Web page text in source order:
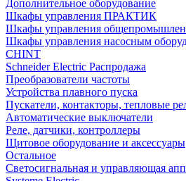
Дополнительное оборудование
Шкафы управления ПРАКТИК
Шкафы управления
Шкафы управления насосным
CHINT
Schneider Electric Распродажа
Преобразователи частоты
Устройства плавного пуска
Пускатели, контакторы, тепловые
Автоматические выключатели
Реле, датчики, контроллеры
Щитовое оборудование и аксессуары
Остальное
Светосигнальная и управляющая